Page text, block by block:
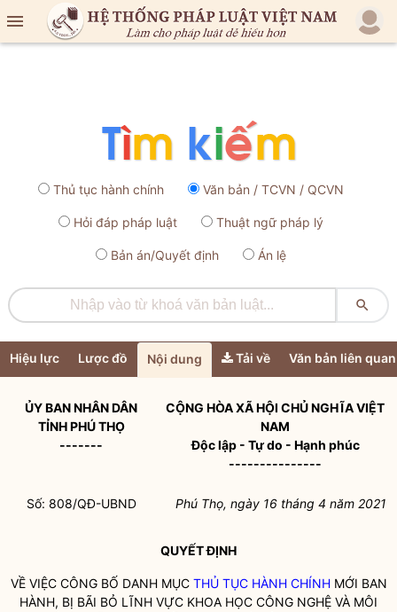

Thủ tục hành chính Văn bản / TCVN / QCVN
Hỏi đáp pháp luật Thuật ngữ pháp lý
Bản án/Quyết định Án lệ

Hiệu lực Lược đồ Nội dung Tải về Văn bản liên quan
ỦY BANNHÂN DÂN
TỈNH PHÚ THỌ
-------
CỘNG HÒA XÃ HỘI CHỦ NGHĨA VIỆT
NAM
Độc lập - Tự do - Hạnh phúc
---------------
Số: 808/QĐ-UBND Phú Thọ, ngày 16 tháng 4 năm 2021
QUYẾT ĐỊNH
VỀ VIỆC CÔNG BỐ DANH MỤC THỦ TỤC HÀNH CHÍNHMỚI BAN
HÀNH, BỊ BÃI BỎ LĨNH VỰC KHOA HỌC CÔNG NGHỆ VÀ MÔI